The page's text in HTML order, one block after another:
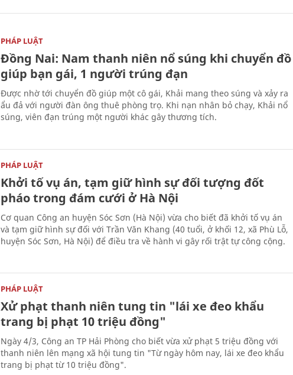
PHÁP LUẬT
Đồng Nai: Nam thanh niên nổ súng khi chuyển đồ
giúp bạn gái, 1 người trúng đạn
Được nhờ tới chuyển đồ giúp một cô gái, Khải mang theo súng và xảy ra
ẩu đả với người đàn ông thuê phòng trọ. Khi nạn nhân bỏ chạy, Khải nổ
súng, viên đạn trúng một người khác gây thương tích.
PHÁP LUẬT
Khởi tố vụ án, tạm giữ hình sự đối tượng đốt
pháo trong đám cưới ở Hà Nội
Cơ quan Công an huyện Sóc Sơn (Hà Nội) vừa cho biết đã khởi tố vụ án
và tạm giữ hình sự đối với Trần Văn Khang (40 tuổi, ở khối 12, xã Phù Lỗ,
huyện Sóc Sơn, Hà Nội) để điều tra về hành vi gây rối trật tự công cộng.
PHÁP LUẬT
Xử phạt thanh niên tung tin "lái xe đeo khẩu
trang bị phạt 10 triệu đồng"
Ngày 4/3, Công an TP Hải Phòng cho biết vừa xử phạt 5 triệu đồng với
thanh niên lên mạng xã hội tung tin "Từ ngày hôm nay, lái xe đeo khẩu
trang bị phạt từ 10 triệu đồng".